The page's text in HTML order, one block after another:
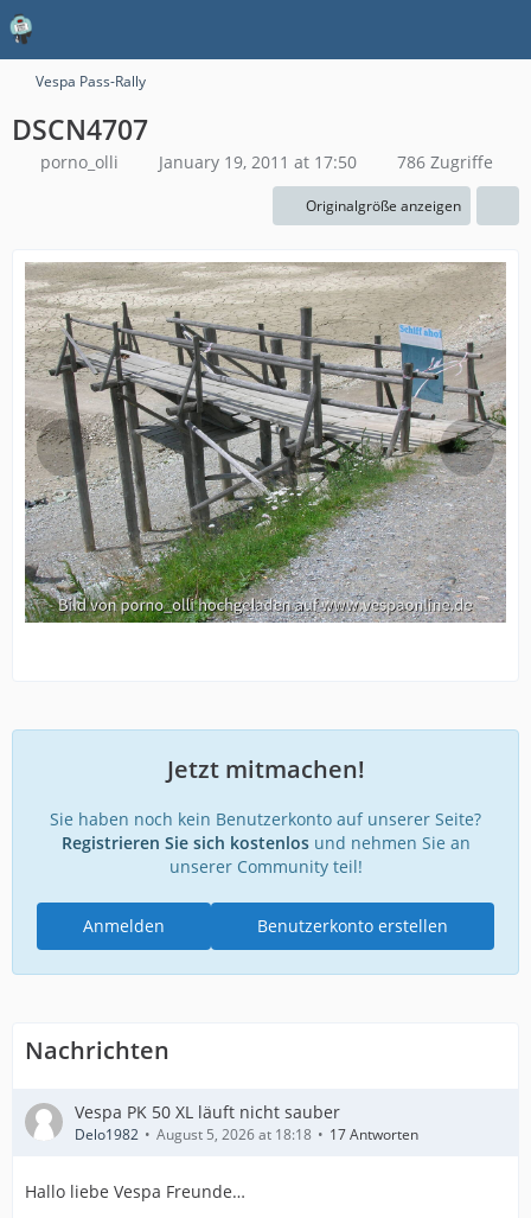
Vespa Pass-Rally
DSCN4707
porno_olli January 19, 2011 at 17:50 786 Zugriffe
Originalgröße anzeigen
Jetzt mitmachen!
Sie haben noch kein Benutzerkonto auf unserer Seite?
Registrieren Sie sich kostenlosund nehmen Sie an
unserer Community teil!
Benutzerkonto erstellen
Anmelden
Nachrichten
Vespa PK 50 XL läuft nicht sauber
Delo1982 August 5, 2026 at 18:18 17 Antworten
Hallo liebe Vespa Freunde…